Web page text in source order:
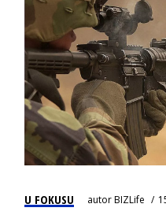
U FOKUSU autorBIZLife